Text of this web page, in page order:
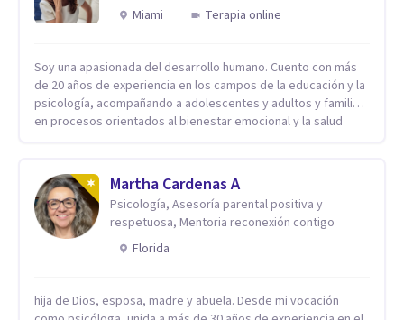
Miami
Terapia online
Soy una apasionada del desarrollo humano. Cuento con más
de 20 años de experiencia en los campos de la educación y la
psicología, acompañando a adolescentes y adultos y familias
en procesos orientados al bienestar emocional y la salud
sentido. Considero que esto es posible cuando
desarrollamos una mayor conciencia de nuestro mundo
interior y de la manera en que nuestras experiencias influyen
en nuestra forma de sentir, pensar y relacionarnos. Mi misión
es ofrecer un espacio de acompañamiento en salud mental
de la psicología con un enfoque informado en trauma para
Martha Cardenas A
Psicología, Asesoría parental positiva y
respetuosa, Mentoria reconexión contigo
Florida
hija de Dios, esposa, madre y abuela. Desde mi vocación